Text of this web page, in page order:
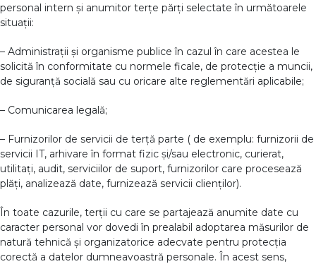
personal intern și anumitor terțe părți selectate în următoarele
situații:
– Administrații și organisme publice în cazul în care acestea le
solicită în conformitate cu normele ficale, de protecție a muncii,
de siguranță socială sau cu oricare alte reglementări aplicabile;
– Comunicarea legală;
– Furnizorilor de servicii de terță parte ( de exemplu: furnizorii de
servicii IT, arhivare în format fizic și/sau electronic, curierat,
utilitați, audit, serviciilor de suport, furnizorilor care procesează
plăți, analizează date, furnizează servicii clienților).
În toate cazurile, terții cu care se partajează anumite date cu
caracter personal vor dovedi în prealabil adoptarea măsurilor de
natură tehnică și organizatorice adecvate pentru protecția
corectă a datelor dumneavoastră personale. În acest sens,